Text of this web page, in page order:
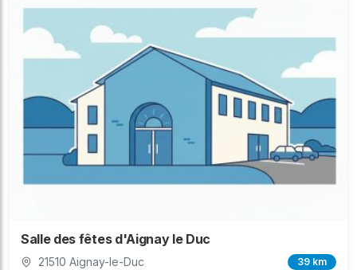
Salle des fêtes d'Aignay le Duc
21510 Aignay-le-Duc 39 km